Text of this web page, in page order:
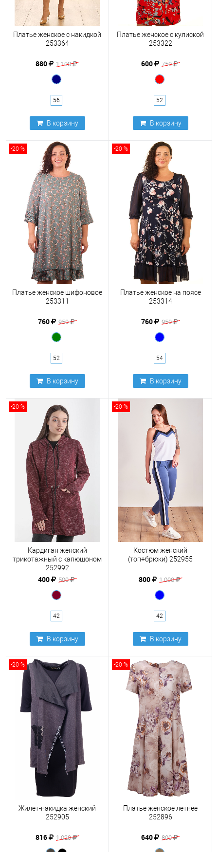
Платье женское с накидкой
253364
880 1 100
56
В корзину
Платье женское с кулиской
253322
600 750
52
В корзину
-20 %
Платье женское шифоновое
253311
760 950
52
В корзину
-20 %
Платье женское на поясе
253314
760 950
54
В корзину
-20 %
Кардиган женский
трикотажный с капюшоном
252992
400 500
42
В корзину
-20 %
Костюм женский
(топ+брюки) 252955
800 1 000
42
В корзину
-20 %
Жилет-накидка женский
252905
816 1 020
-20 %
Платье женское летнее
252896
640 800